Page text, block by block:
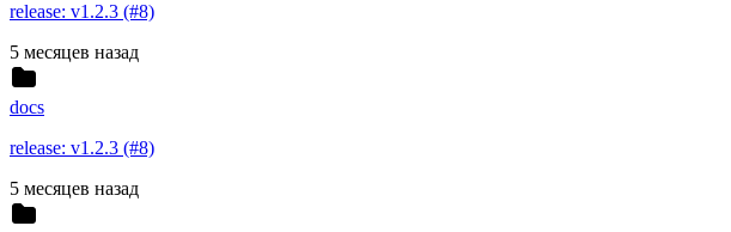
release: v1.2.3 (#8)
5 месяцев назад
docs
release: v1.2.3 (#8)
5 месяцев назад